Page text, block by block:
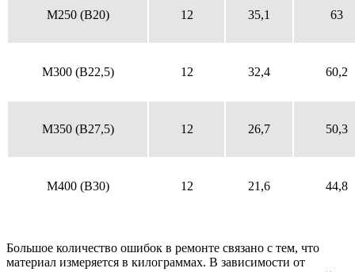
M250 (B20) 12 35,1 63
M300 (B22,5) 12 32,4 60,2
M350 (B27,5) 12 26,7 50,3
M400 (B30) 12 21,6 44,8
Большое количество ошибок в ремонте связано с тем, что
материал измеряется в килограммах. В зависимости от